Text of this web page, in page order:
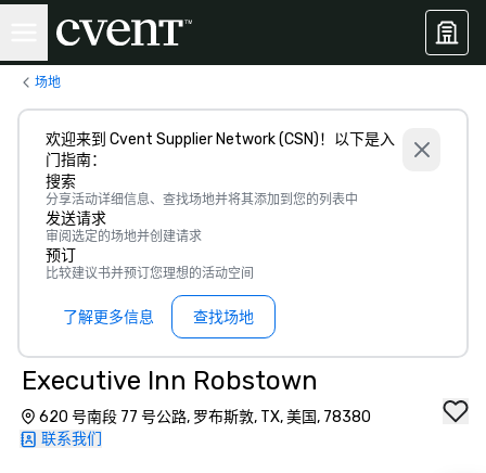
场地
欢迎来到 Cvent Supplier Network (CSN)！以下是入
门指南：
搜索
分享活动详细信息、查找场地并将其添加到您的列表中
发送请求
审阅选定的场地并创建请求
预订
比较建议书并预订您理想的活动空间
了解更多信息 查找场地
Executive Inn Robstown
620 号南段 77 号公路, 罗布斯敦, TX, 美国, 78380
联系我们